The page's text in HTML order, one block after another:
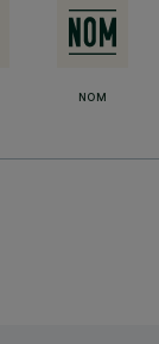
NOM